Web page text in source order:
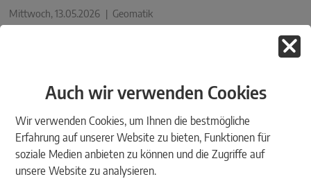
Auch wir verwenden Cookies
Wir verwenden Cookies, um Ihnen die bestmögliche
Erfahrung auf unserer Website zu bieten, Funktionen für
soziale Medien anbieten zu können und die Zugriffe auf
unsere Website zu analysieren.
Mittwoch, 13.05.2026 | Geomatik